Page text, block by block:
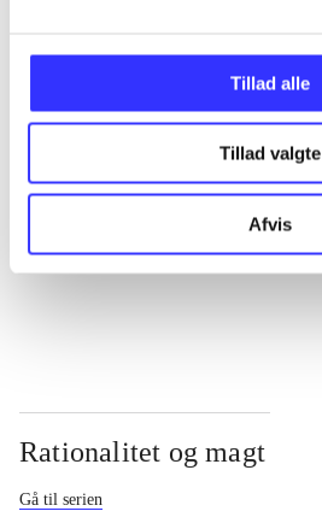
Tillad alle
Tillad valgte
Afvis
...
...
Rationalitet og magt
Gå til serien